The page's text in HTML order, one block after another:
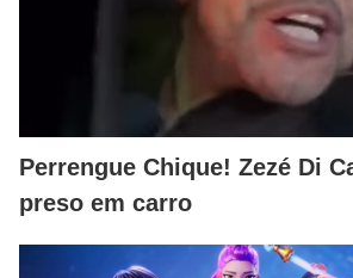
Perrengue Chique! Zezé Di
preso em carro